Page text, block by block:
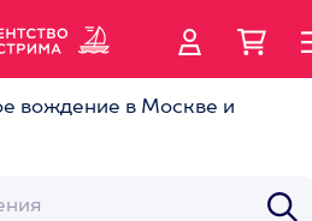
вождение в Москве и